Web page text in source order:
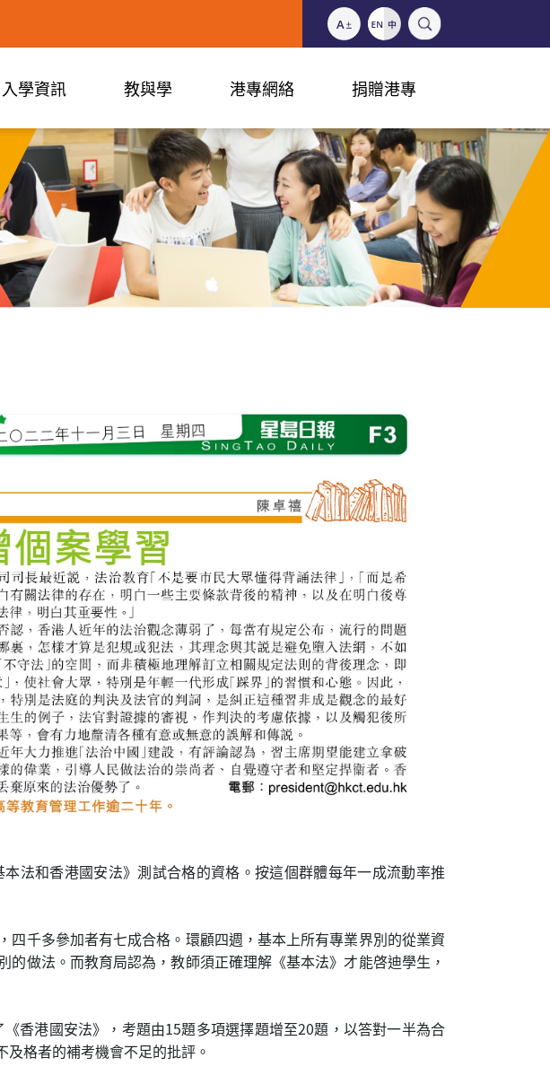
入學資訊 教與學 港專網絡 捐贈港專
法和香港國安法》測試合格的資格。按這個群體每年一成流動率推
千多參加者有七成合格。環顧四週，基本上所有專業界別的從業資
做法。而教育局認為，教師須正確理解《基本法》才能啓迪學生，
香港國安法》，考題由15題多項選擇題增至20題，以答對一半為合
格者的補考機會不足的批評。